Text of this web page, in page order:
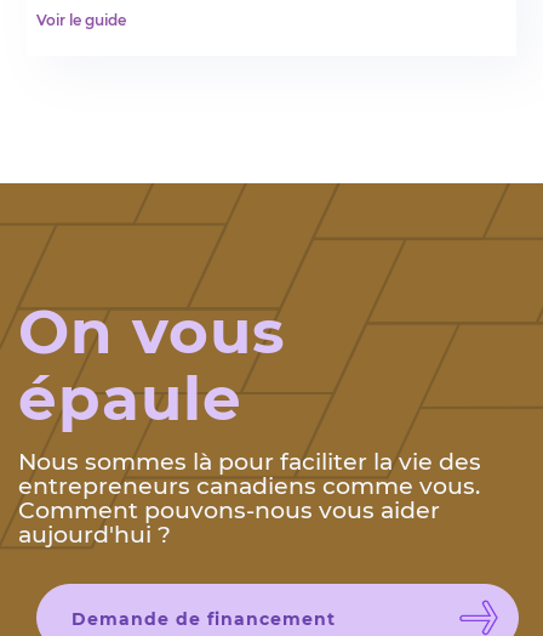
Voir le guide
On vous
épaule
Nous sommes là pour faciliter la vie des
entrepreneurs canadiens comme vous.
Comment pouvons-nous vous aider
aujourd'hui ?
Demande de financement